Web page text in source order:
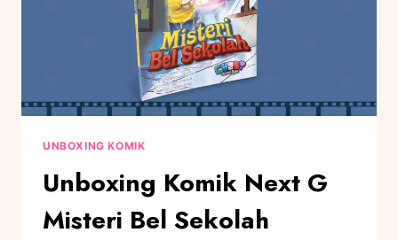
UNBOXING KOMIK
Unboxing Komik Next G
Misteri Bel Sekolah